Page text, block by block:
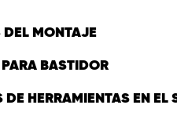
DEL MONTAJE
BASTIDOR
DE HERRAMIENTAS EN EL